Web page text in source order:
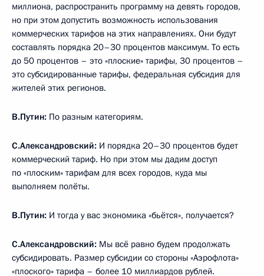
миллиона, распространить программу на девять городов,
но при этом допустить возможность использования
коммерческих тарифов на этих направлениях. Они будут
составлять порядка 20–30 процентов максимум. То есть
до 50 процентов – это «плоские» тарифы, 30 процентов –
это субсидированные тарифы, федеральная субсидия для
жителей этих регионов.
В.Путин: По разным категориям.
С.Александровский: И порядка 20–30 процентов будет
коммерческий тариф. Но при этом мы дадим доступ
по «плоским» тарифам для всех городов, куда мы
выполняем полёты.
В.Путин: И тогда у вас экономика «бьётся», получается?
С.Александровский: Мы всё равно будем продолжать
субсидировать. Размер субсидии со стороны «Аэрофлота»
«плоского» тарифа – более 10 миллиардов рублей.